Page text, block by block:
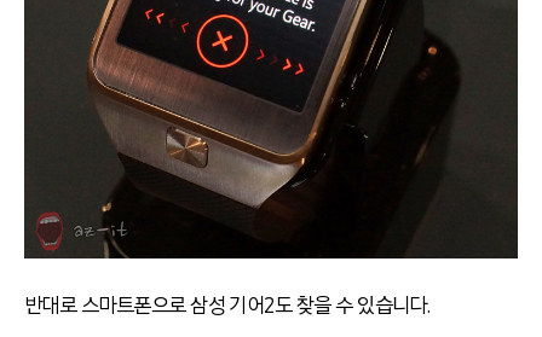
반대로 스마트폰으로 삼성 기어2도 찾을 수 있습니다.